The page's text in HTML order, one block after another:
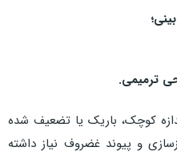
ترمیمی.
کوچک، باریک یا تضعیف شده
و پیوند غضروف نیاز داشته